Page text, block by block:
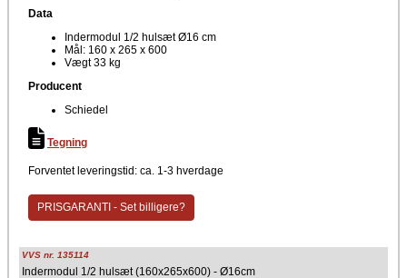
Data
Indermodul 1/2 hulsæt Ø16 cm
Mål: 160 x 265 x 600
Vægt 33 kg
Producent
Schiedel
Tegning
Forventet leveringstid: ca. 1-3 hverdage
PRISGARANTI - Set billigere?
VVS nr. 135114
Indermodul 1/2 hulsæt (160x265x600) - Ø16cm